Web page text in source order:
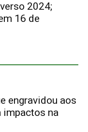
2024;
16 de
engravidou aos
impactos na